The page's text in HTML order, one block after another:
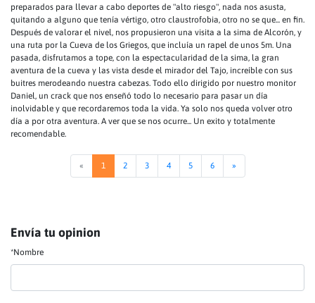
preparados para llevar a cabo deportes de "alto riesgo", nada nos asusta,
quitando a alguno que tenía vértigo, otro claustrofobia, otro no se que... en fin.
Después de valorar el nivel, nos propusieron una visita a la sima de Alcorón, y
una ruta por la Cueva de los Griegos, que incluía un rapel de unos 5m. Una
pasada, disfrutamos a tope, con la espectacularidad de la sima, la gran
aventura de la cueva y las vista desde el mirador del Tajo, increíble con sus
buitres merodeando nuestra cabezas. Todo ello dirigido por nuestro monitor
Daniel, un crack que nos enseñó todo lo necesario para pasar un día
inolvidable y que recordaremos toda la vida. Ya solo nos queda volver otro
día a por otra aventura. A ver que se nos ocurre... Un exito y totalmente
recomendable.
« 1 2 3 4 5 6 »
Envía tu opinion
*Nombre